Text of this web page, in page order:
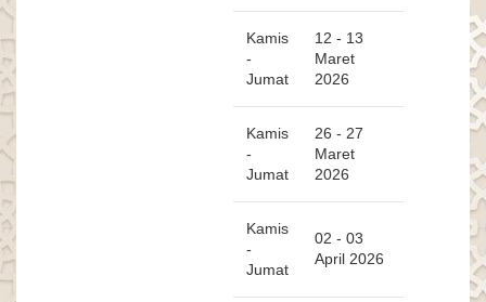
Kamis
-
Jumat
12 - 13
Maret
2026
Kamis
-
Jumat
26 - 27
Maret
2026
Kamis
-
Jumat
02 - 03
April 2026